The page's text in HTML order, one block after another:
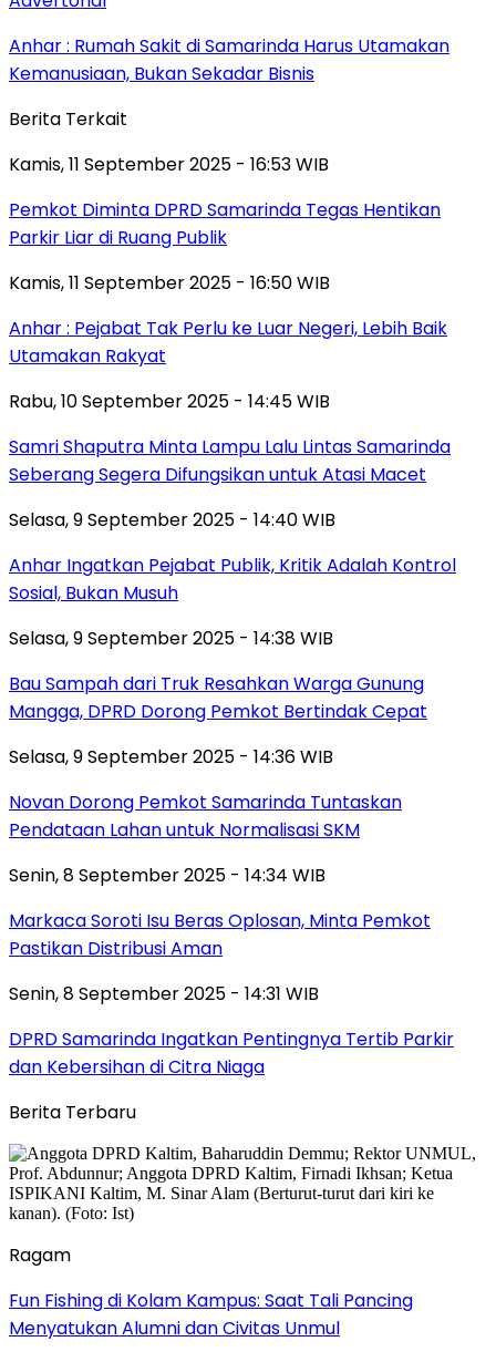
Anhar : Rumah Sakit di Samarinda Harus Utamakan
Kemanusiaan, Bukan Sekadar Bisnis
Berita Terkait
Kamis, 11 September 2025 - 16:53 WIB
Pemkot Diminta DPRD Samarinda Tegas Hentikan
Parkir Liar di Ruang Publik
Kamis, 11 September 2025 - 16:50 WIB
Anhar : Pejabat Tak Perlu ke Luar Negeri, Lebih Baik
Utamakan Rakyat
Rabu, 10 September 2025 - 14:45 WIB
Samri Shaputra Minta Lampu Lalu Lintas Samarinda
Seberang Segera Difungsikan untuk Atasi Macet
Selasa, 9 September 2025 - 14:40 WIB
Anhar Ingatkan Pejabat Publik, Kritik Adalah Kontrol
Sosial, Bukan Musuh
Selasa, 9 September 2025 - 14:38 WIB
Bau Sampah dari Truk Resahkan Warga Gunung
Mangga, DPRD Dorong Pemkot Bertindak Cepat
Selasa, 9 September 2025 - 14:36 WIB
Novan Dorong Pemkot Samarinda Tuntaskan
Pendataan Lahan untuk Normalisasi SKM
Senin, 8 September 2025 - 14:34 WIB
Markaca Soroti Isu Beras Oplosan, Minta Pemkot
Pastikan Distribusi Aman
Senin, 8 September 2025 - 14:31 WIB
DPRD Samarinda Ingatkan Pentingnya Tertib Parkir
dan Kebersihan di Citra Niaga
Berita Terbaru
Ragam
Fun Fishing di Kolam Kampus: Saat Tali Pancing
Menyatukan Alumni dan Civitas Unmul